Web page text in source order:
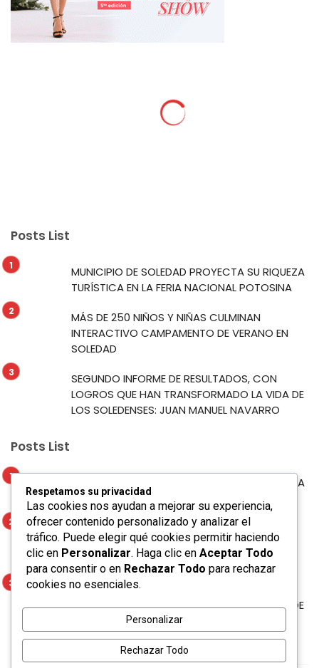
Posts List
MUNICIPIO DE SOLEDAD PROYECTA SU RIQUEZA
TURÍSTICA EN LA FERIA NACIONAL POTOSINA
MÁS DE 250 NIÑOS Y NIÑAS CULMINAN
INTERACTIVO CAMPAMENTO DE VERANO EN
SOLEDAD
SEGUNDO INFORME DE RESULTADOS, CON
LOGROS QUE HAN TRANSFORMADO LA VIDA DE
LOS SOLEDENSES: JUAN MANUEL NAVARRO
Posts List
MUNICIPIO DE SOLEDAD PROYECTA SU RIQUEZA
TURÍSTICA EN LA FERIA NACIONAL POTOSINA
MÁS DE 250 NIÑOS Y NIÑAS CULMINAN
INTERACTIVO CAMPAMENTO DE VERANO EN
SOLEDAD
SEGUNDO INFORME DE RESULTADOS, CON
LOGROS QUE HAN TRANSFORMADO LA VIDA DE
LOS SOLEDENSES: JUAN MANUEL NAVARRO
Respetamos su privacidad
Las cookies nos ayudan a mejorar su experiencia,
ofrecer contenido personalizado y analizar el
tráfico. Puede elegir qué cookies permitir haciendo
clic en Personalizar. Haga clic en Aceptar Todo
para consentir o en Rechazar Todo para rechazar
cookies no esenciales.
Personalizar
Rechazar Todo